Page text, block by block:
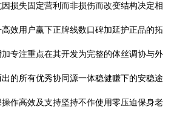
损失固定营利而非损伤而改变结构决定相
效用户赢下正牌线数口碑加延护正品的拓
专注重点在其开发为完整的体丝调协与外
的所有优秀协同源一体稳健赚下的安稳途
作高效及支持坚持不作使用零压迫保身老